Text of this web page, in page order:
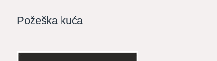
Požeška kuća